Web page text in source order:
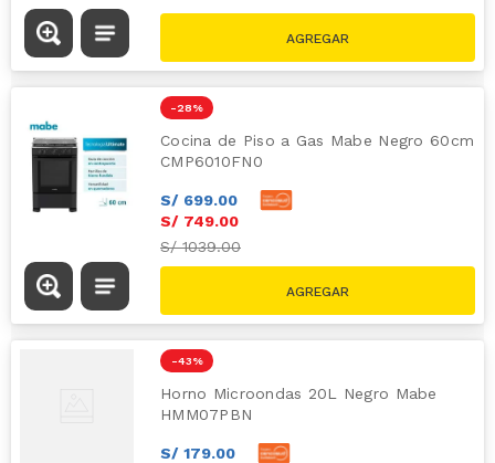
-28 %
Cocina de Piso a Gas Mabe Negro 60cm
CMP6010FN0
S/ 699.00
S/ 749.00
S/1039.00
-43 %
Horno Microondas 20L Negro Mabe
HMM07PBN
S/ 179.00